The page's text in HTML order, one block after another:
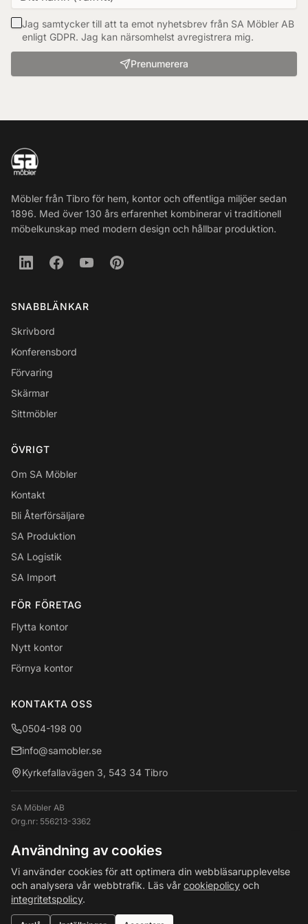
Jag samtycker till att ta emot nyhetsbrev från SA Möbler AB
enligt GDPR. Jag kan närsomhelst avregistrera mig.
Prenumerera
Möbler från Tibro för hem, kontor och offentliga miljöer sedan
1896. Med över 130 års erfarenhet kombinerar vi traditionell
möbelkunskap med modern design och hållbar produktion.
SNABBLÄNKAR
Skrivbord
Konferensbord
Förvaring
Skärmar
Sittmöbler
ÖVRIGT
Om SA Möbler
Kontakt
Bli Återförsäljare
SA Produktion
SA Logistik
SA Import
FÖR FÖRETAG
Flytta kontor
Nytt kontor
Förnya kontor
KONTAKTA OSS
0504-198 00
info@samobler.se
Kyrkefallavägen 3, 543 34 Tibro
SA Möbler AB
Org.nr: 556213-3362
© 1896- 2026SA Möbler AB.Alla rättigheter förbehållna.
Företagsinformation
Cookie-inställningar•Webbplatskarta•
Användning av cookies
Vi använder cookies för att optimera din webbläsarupplevelse
och analysera vår webbtrafik. Läs vår cookiepolicy och
integritetspolicy.